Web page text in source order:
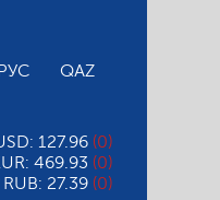
QAZ
127.96 (0)
469.93 (0)
27.39 (0)